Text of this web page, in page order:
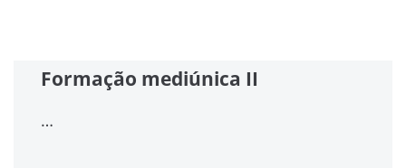
Formação mediúnica II
…